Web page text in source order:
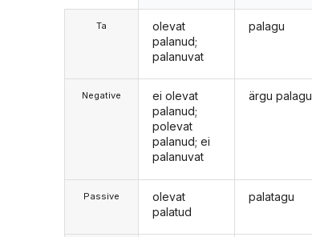
Ta
Negative
Passive
olevat
palanud;
palanuvat
ei olevat
palanud;
polevat
palanud; ei
palanuvat
olevat
palatud
palagu
ärgu palagu
palatagu